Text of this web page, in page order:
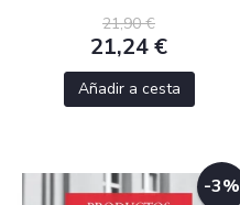
21,90 €
21,24 €
Añadir a cesta
-3%